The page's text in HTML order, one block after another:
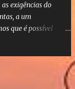
exigências do
a um
que é possível
coletiva neste